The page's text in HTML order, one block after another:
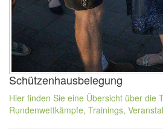
Schützenhausbelegung
Hier finden Sie eine Übersicht über die
Rundenwettkämpfe, Trainings,